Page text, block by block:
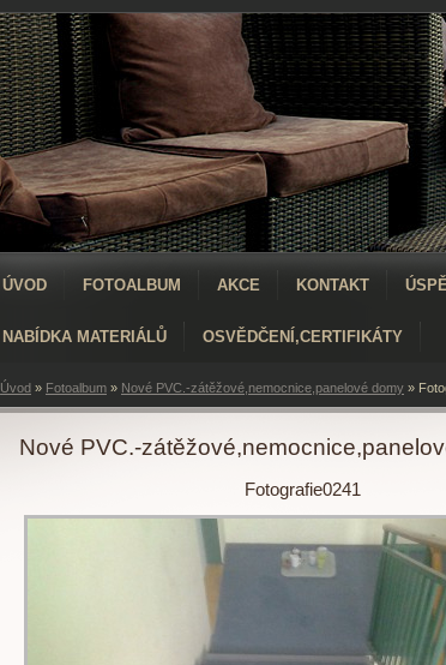
ÚVOD FOTOALBUM AKCE KONTAKT
NABÍDKA MATERIÁLŮ OSVĚDČENÍ,CERTIFIKÁTY
Úvod » Fotoalbum » Nové PVC.-zátěžové,nemocnice,panelové domy »
Nové PVC.-
Fotografie0241